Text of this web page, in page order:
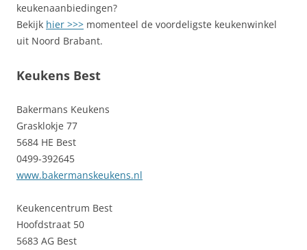
keukenaanbiedingen?
Bekijk hier >>> momenteel de voordeligste keukenwinkel
uit Noord Brabant.
Keukens Best
Bakermans Keukens
Grasklokje 77
5684 HE Best
0499-392645
www.bakermanskeukens.nl
Keukencentrum Best
Hoofdstraat 50
5683 AG Best